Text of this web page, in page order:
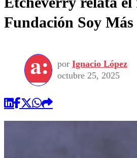
Fundación Soy Más
por Ignacio López
octubre 25, 2025